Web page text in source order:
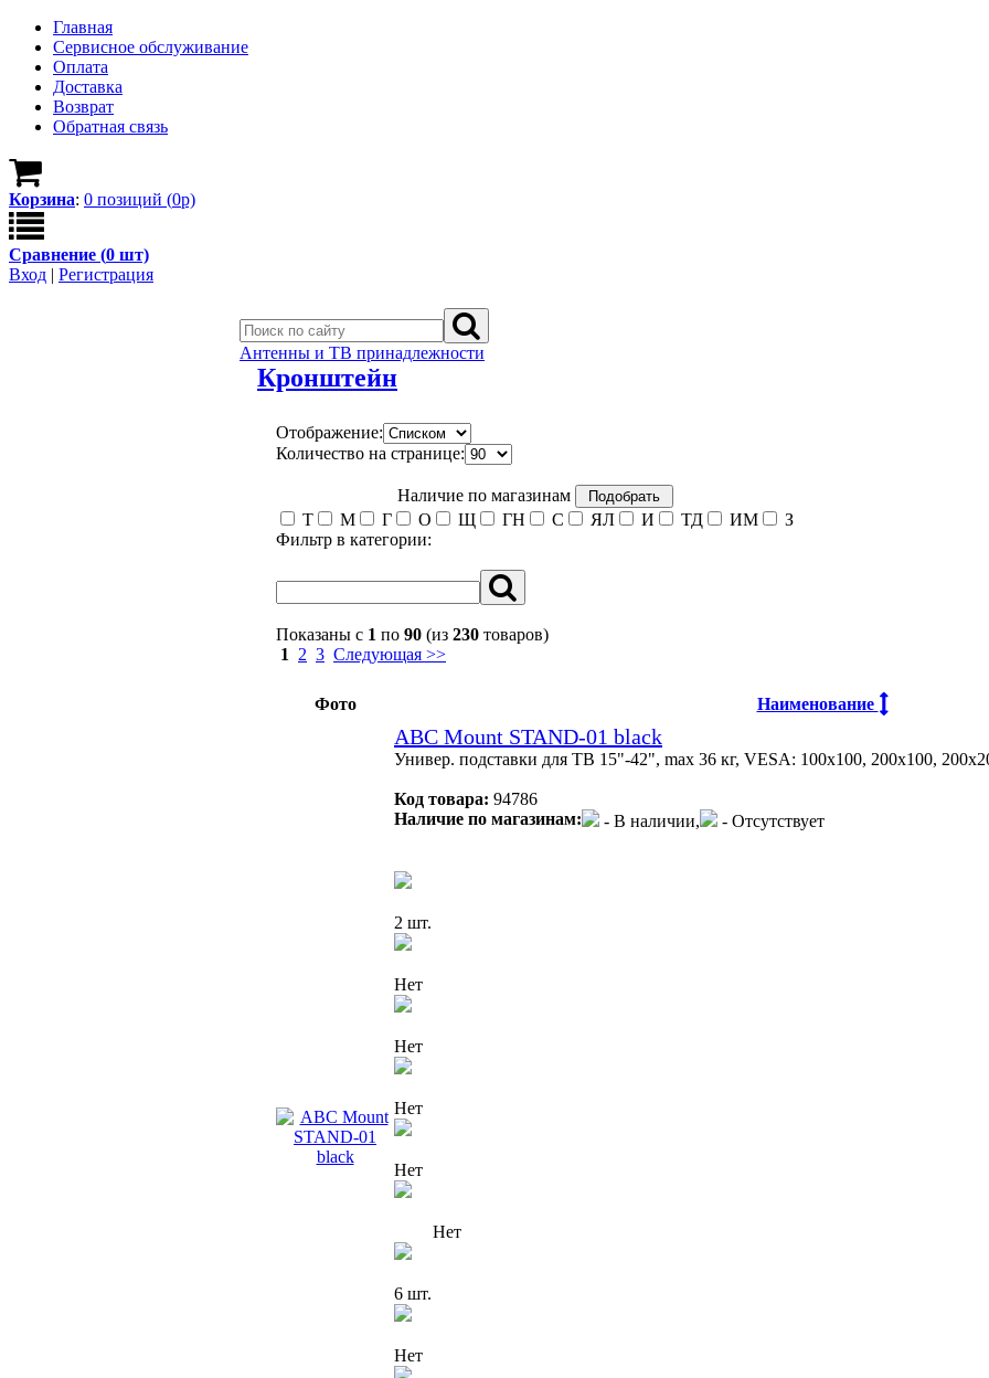
Главная
Сервисное обслуживание
Оплата
Доставка
Возврат
Обратная связь
Корзина: 0 позиций (0р)
Сравнение (0 шт)
Вход | Регистрация
Антенны и ТВ принадлежности
Кронштейн
Отображение:
Количество на странице:
Наличие по магазинам
Т
М Г О Щ ГН С ЯЛ И ТД ИМ
З
Фильтр в категории:
Показаны с 1 по 90 (из 230 товаров)
1
2 3 Следующая >>
Фото Наименование
ABC Mount STAND-01 black
Универ. подставки для ТВ 15"-42", max 36 кг, VESA: 100x100, 200x100,
Код товара: 94786
Наличие по магазинам:
- В наличии, - Отсутствует
2 шт.
Нет
Нет
Нет
Нет
Нет
6 шт.
Нет